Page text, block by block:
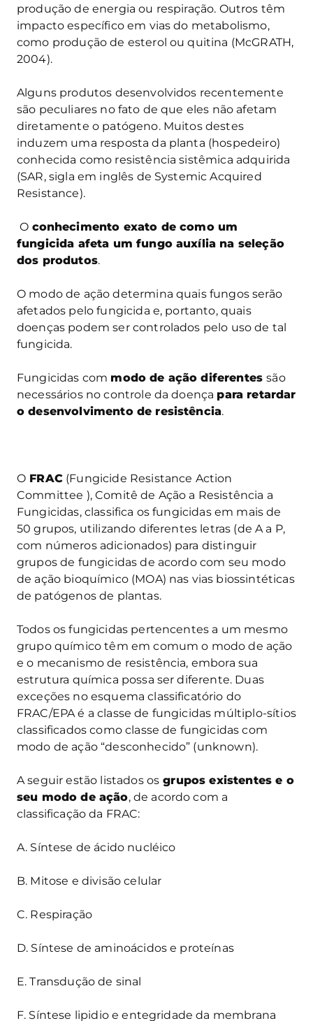
produção de energia ou respiração. Outros têm
impacto específico em vias do metabolismo,
como produção de esterol ou quitina (McGRATH,
2004).
Alguns produtos desenvolvidos recentemente
são peculiares no fato de que eles não afetam
diretamente o patógeno. Muitos destes
induzem uma resposta da planta (hospedeiro)
conhecida como resistência sistêmica adquirida
(SAR, sigla em inglês de Systemic Acquired
Resistance).
O conhecimento exato de como um
fungicida afeta um fungo auxília na seleção
dos produtos.
O modo de ação determina quais fungos serão
afetados pelo fungicida e, portanto, quais
doenças podem ser controlados pelo uso de tal
fungicida.
Fungicidas com modo de ação diferentessão
necessários no controle da doença para retardar
o desenvolvimento de resistência.
O FRAC(Fungicide Resistance Action
Committee ), Comitê de Ação a Resistência a
Fungicidas, classifica os fungicidas em mais de
50 grupos, utilizando diferentes letras (de A a P,
com números adicionados) para distinguir
grupos de fungicidas de acordo com seu modo
de ação bioquímico (MOA) nas vias biossintéticas
de patógenos de plantas.
Todos os fungicidas pertencentes a um mesmo
grupo químico têm em comum o modo de ação
e o mecanismo de resistência, embora sua
estrutura química possa ser diferente. Duas
exceções no esquema classificatório do
FRAC/EPA é a classe de fungicidas múltiplo-sítios
classificados como classe de fungicidas com
modo de ação “desconhecido” (unknown).
A seguir estão listados os grupos existentes e o
seu modo de ação, de acordo com a
classificação da FRAC:
A. Síntese de ácido nucléico
B. Mitose e divisão celular
C. Respiração
D. Síntese de aminoácidos e proteínas
E. Transdução de sinal
F. Síntese lipidio e entegridade da membrana